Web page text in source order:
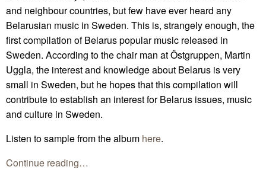
and neighbour countries, but few have ever heard any
Belarusian music in Sweden. This is, strangely enough, the
first compilation of Belarus popular music released in
Sweden. According to the chair man at Östgruppen, Martin
Uggla, the interest and knowledge about Belarus is very
small in Sweden, but he hopes that this compilation will
contribute to establish an interest for Belarus issues, music
and culture in Sweden.
Listen to sample from the album here.
Continue reading…